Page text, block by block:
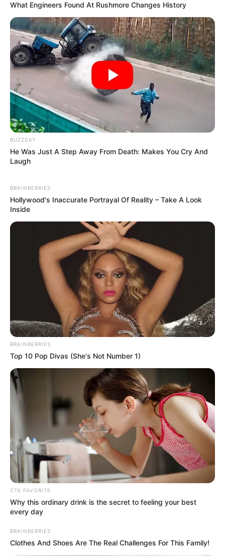
What Engineers Found At Rushmore Changes History
BUZZDAY
He Was Just A Step Away From Death: Makes You Cry And
Laugh
BRAINBERRIES
Hollywood's Inaccurate Portrayal Of Reality – Take A Look
Inside
BRAINBERRIES
Top 10 Pop Divas (She's Not Number 1)
CTA FAVORITE
Why this ordinary drink is the secret to feeling your best
every day
BRAINBERRIES
Clothes And Shoes Are The Real Challenges For This Family!